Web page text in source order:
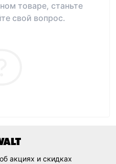
товаре, станьте
свой вопрос.
акциях и скидках